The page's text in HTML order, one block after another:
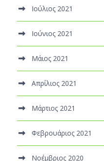
Ιούλιος 2021
Ιούνιος 2021
Μάιος 2021
Απρίλιος 2021
Μάρτιος 2021
Φεβρουάριος 2021
Νοέμβριος 2020